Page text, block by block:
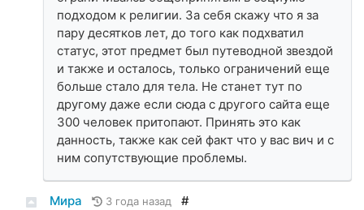
подходом к религии. За себя скажу что я за
пару десятков лет, до того как подхватил
статус, этот предмет был путеводной звездой
и также и осталось, только ограничений еще
больше стало для тела. Не станет тут по
другому даже если сюда с другого сайта еще
300 человек притопают. Принять это как
данность, также как сей факт что у вас вич и с
ним сопутствующие проблемы.
Мира 3 года назад #